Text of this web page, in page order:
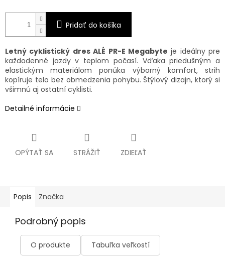
Pridať do košíka
Letný cyklistický dres ALÉ PR-E Megabyte je ideálny pre
každodenné jazdy v teplom počasí. Vďaka priedušným a
elastickým materiálom ponúka výborný komfort, strih
kopíruje telo bez obmedzenia pohybu. Štýlový dizajn, ktorý si
všimnú aj ostatní cyklisti.
Detailné informácie
OPÝTAŤ SA STRÁŽIŤ ZDIEĽAŤ
Popis Značka
Podrobný popis
O produkte Tabuľka veľkostí